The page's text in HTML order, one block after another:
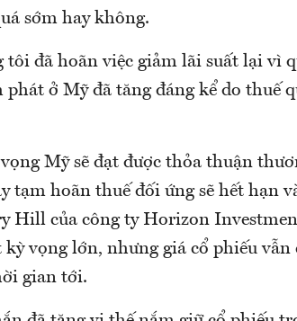
sớm hay không.
tôi đã hoãn việc giảm lãi suất lại vì
phát ở Mỹ đã tăng đáng kể do thuế
Mỹ sẽ đạt được thỏa thuận
tạm hoãn thuế đối ứng sẽ hết hạn
Hill của công ty Horizon
vọng lớn, nhưng giá cổ phiếu vẫn
gian tới.